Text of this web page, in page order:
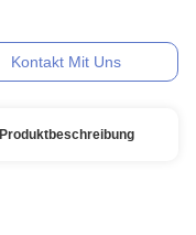
Kontakt Mit Uns
Produktbeschreibung